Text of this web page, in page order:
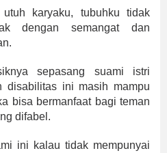
karyaku, tubuhku tidak
dengan semangat dan
sepasang suami istri
disabilitas ini masih mampu
bisa bermanfaat bagi teman
difabel.
ini kalau tidak mempunyai